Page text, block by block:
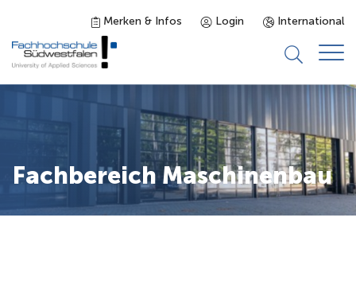
Merken & Infos Login International
Studieninteressierte
Studienangebot
Studierende
Fachbereich Maschinenbau